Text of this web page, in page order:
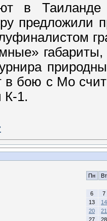
в Таиланде
предложили
бою с Мо
К-1.
Пн Вт
6
7
13
14
20
21
27
28